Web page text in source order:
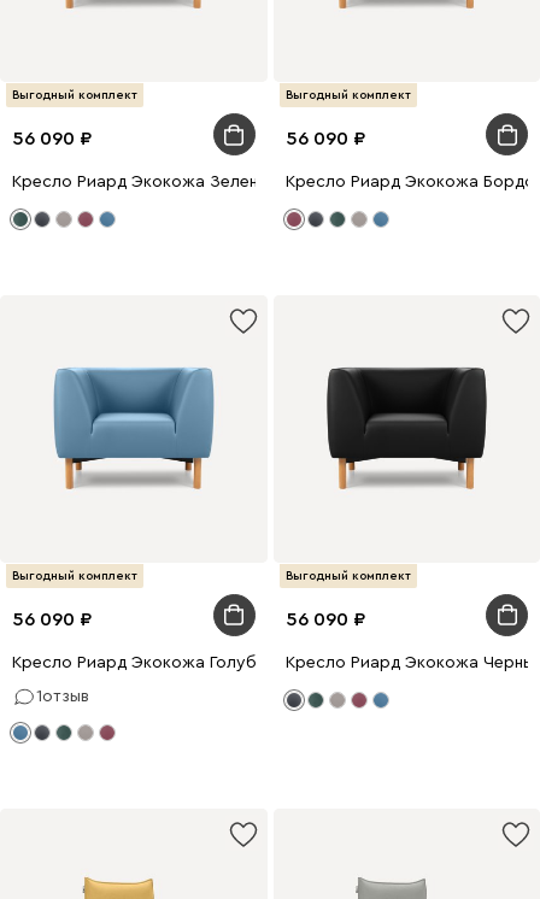
Выгодный комплект
56 090
Кресло Риард Экокожа Зеленый
Выгодный комплект
56 090
Кресло Риард Экокожа
Выгодный комплект
56 090
Кресло Риард Экокожа Голубой
1отзыв
Выгодный комплект
56 090
Кресло Риард Экокожа